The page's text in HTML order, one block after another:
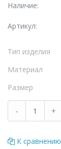
Наличие:
Артикул:
Тип изделия
Материал
Размер
К сравнению